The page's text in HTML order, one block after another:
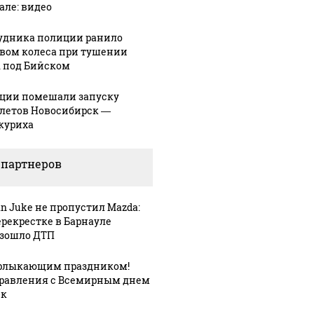
не ждал: как
миллионов рублей
Санкции
помешали
видео
полиции ранило
колеса при тушении
под Бийском
помешали запуску
Новосибирск —
Juke не пропустил Mazda:
в Барнауле
ДТП
праздником!
с Всемирным днем